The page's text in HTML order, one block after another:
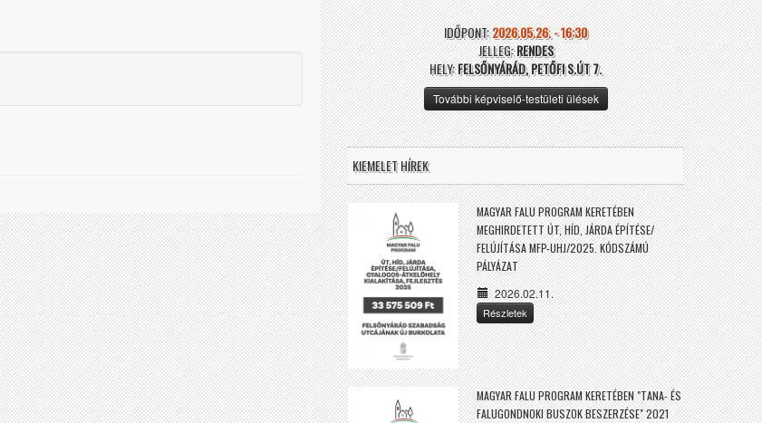
IDŐPONT:2026.05.26. - 16:30
JELLEG:RENDES
HELY:FELSŐNYÁRÁD, PETŐFI S.ÚT 7.
További képviselő-testületi ülések
KIEMELET HÍREK
MAGYAR FALU PROGRAM KERETÉBEN
MEGHIRDETETT ÚT, HÍD, JÁRDA ÉPÍTÉSE/
FELÚJÍTÁSA MFP-UHJ/2025. KÓDSZÁMÚ
PÁLYÁZAT
2026.02.11.
Részletek
MAGYAR FALU PROGRAM KERETÉBEN "TANA- ÉS
FALUGONDNOKI BUSZOK BESZERZÉSE" 2021